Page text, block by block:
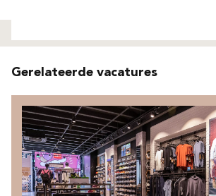
Gerelateerde vacatures